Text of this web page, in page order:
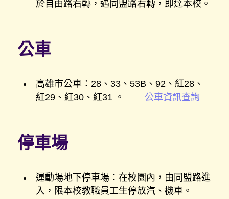
於自由路右轉，遇同盟路右轉，即達本校。
公車
高雄市公車：28、33、53B、92、紅28、
紅29、紅30、紅31 。 公車資訊查詢
停車場
運動場地下停車場：在校園內，由同盟路進
入，限本校教職員工生停放汽、機車。